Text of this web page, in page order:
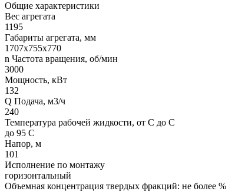
Общие характеристики
Вес агрегата
1195
Габариты агрегата, мм
1707х755х770
n Частота вращения, об/мин
3000
Мощность, кВт
132
Q Подача, м3/ч
240
Температура рабочей жидкости, от С до С
до 95 С
Напор, м
101
Исполнение по монтажу
горизонтальный
Объемная концентрация твердых фракций: не более %